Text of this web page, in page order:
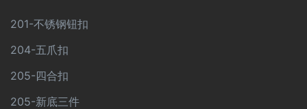
201-不锈钢钮扣
204-五爪扣
205-四合扣
205-新底三件